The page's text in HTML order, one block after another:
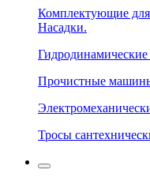
Комплектующие
Насадки.
Прочистные
Тросы